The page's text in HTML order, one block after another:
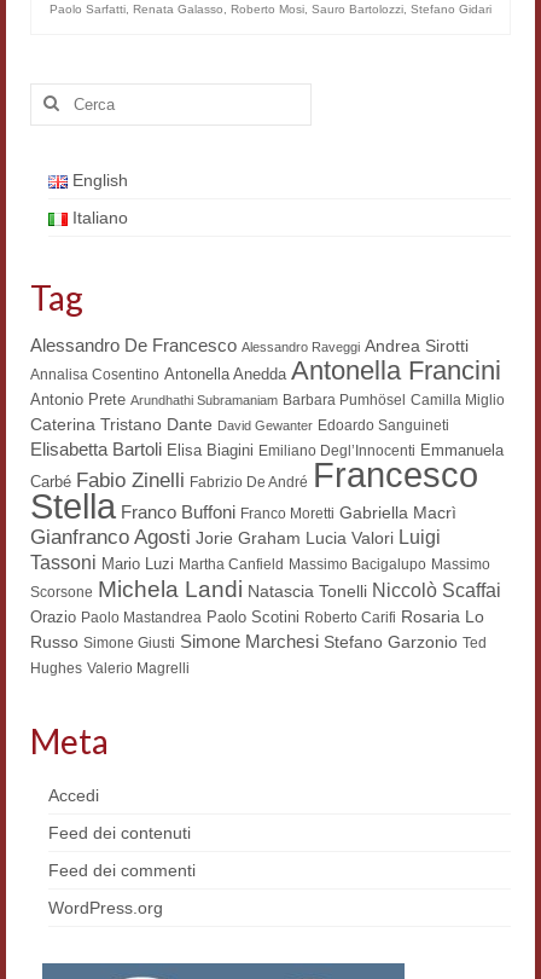
Indice 1986-2008
Sezioni bibliografiche
Saggi e testi online
Norme etiche e redazionali
Dépliant e cedola acquisti
Contatti e indirizzi
Progetti
Biblioteca
News
Tutte le news
Digital Humanities
Paolo Sarfatti Renata Galasso Roberto Mosi Sauro Bartolozzi Stefano Gidari
Cerca:
English
Italiano
Tag
Alessandro De Francesco Alessandro Raveggi Andrea Sirotti
Annalisa Cosentino Antonella Anedda Antonella Francini
Antonio Prete Arundhathi Subramaniam Barbara Pumhösel Camilla Miglio
Caterina Tristano Dante David Gewanter Edoardo Sanguineti
Elisabetta Bartoli Elisa Biagini Emiliano Degl’Innocenti Emmanuela
Carbé Fabio Zinelli Fabrizio De André Francesco
Stella Franco Buffoni Franco Moretti Gabriella Macrì
Gianfranco Agosti Jorie Graham Lucia Valori Luigi
Tassoni Mario Luzi Martha Canfield Massimo Bacigalupo Massimo
Scorsone Michela Landi Natascia Tonelli Niccolò Scaffai
Orazio Paolo Mastandrea Paolo Scotini Roberto Carifi Rosaria Lo
Russo Simone Giusti Simone Marchesi Stefano Garzonio Ted
Hughes Valerio Magrelli
Meta
Accedi
Feed dei contenuti
Feed dei commenti
WordPress.org